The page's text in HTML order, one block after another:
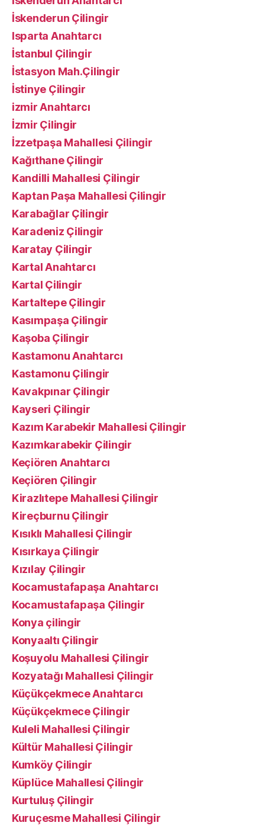
İskenderun Çilingir
Isparta Anahtarcı
İstanbul Çilingir
İstasyon Mah.Çilingir
İstinye Çilingir
izmir Anahtarcı
İzmir Çilingir
İzzetpaşa Mahallesi Çilingir
Kağıthane Çilingir
Kandilli Mahallesi Çilingir
Kaptan Paşa Mahallesi Çilingir
Karabağlar Çilingir
Karadeniz Çilingir
Karatay Çilingir
Kartal Anahtarcı
Kartal Çilingir
Kartaltepe Çilingir
Kasımpaşa Çilingir
Kaşoba Çilingir
Kastamonu Anahtarcı
Kastamonu Çilingir
Kavakpınar Çilingir
Kayseri Çilingir
Kazım Karabekir Mahallesi Çilingir
Kazımkarabekir Çilingir
Keçiören Anahtarcı
Keçiören Çilingir
Kirazlıtepe Mahallesi Çilingir
Kireçburnu Çilingir
Kısıklı Mahallesi Çilingir
Kısırkaya Çilingir
Kızılay Çilingir
Kocamustafapaşa Anahtarcı
Kocamustafapaşa Çilingir
Konya çilingir
Konyaaltı Çilingir
Koşuyolu Mahallesi Çilingir
Kozyatağı Mahallesi Çilingir
Küçükçekmece Anahtarcı
Küçükçekmece Çilingir
Kuleli Mahallesi Çilingir
Kültür Mahallesi Çilingir
Kumköy Çilingir
Küplüce Mahallesi Çilingir
Kurtuluş Çilingir
Kuruçesme Mahallesi Çilingir